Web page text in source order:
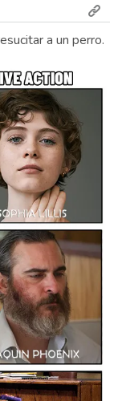
a un perro.